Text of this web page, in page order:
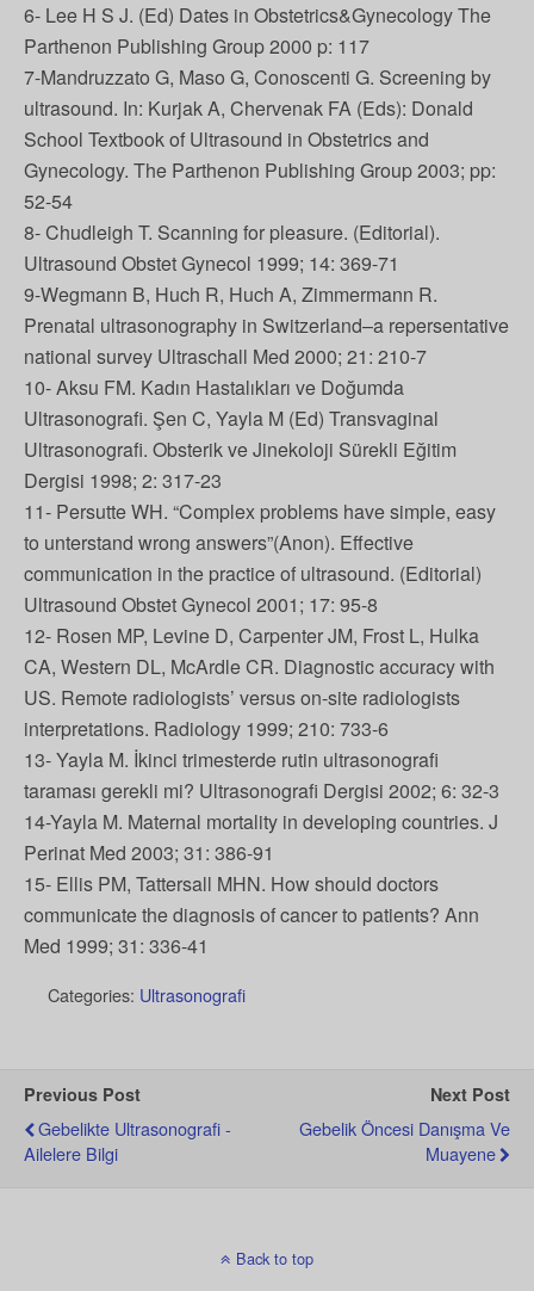
6- Lee H S J. (Ed) Dates in Obstetrics&Gynecology The
Parthenon Publishing Group 2000 p: 117
7-Mandruzzato G, Maso G, Conoscenti G. Screening by
ultrasound. In: Kurjak A, Chervenak FA (Eds): Donald
School Textbook of Ultrasound in Obstetrics and
Gynecology. The Parthenon Publishing Group 2003; pp:
52-54
8- Chudleigh T. Scanning for pleasure. (Editorial).
Ultrasound Obstet Gynecol 1999; 14: 369-71
9-Wegmann B, Huch R, Huch A, Zimmermann R.
Prenatal ultrasonography in Switzerland–a repersentative
national survey Ultraschall Med 2000; 21: 210-7
10- Aksu FM. Kadın Hastalıkları ve Doğumda
Ultrasonografi. Şen C, Yayla M (Ed) Transvaginal
Ultrasonografi. Obsterik ve Jinekoloji Sürekli Eğitim
Dergisi 1998; 2: 317-23
11- Persutte WH. “Complex problems have simple, easy
to unterstand wrong answers”(Anon). Effective
communication in the practice of ultrasound. (Editorial)
Ultrasound Obstet Gynecol 2001; 17: 95-8
12- Rosen MP, Levine D, Carpenter JM, Frost L, Hulka
CA, Western DL, McArdle CR. Diagnostic accuracy with
US. Remote radiologists’ versus on-site radiologists
interpretations. Radiology 1999; 210: 733-6
13- Yayla M. İkinci trimesterde rutin ultrasonografi
taraması gerekli mi? Ultrasonografi Dergisi 2002; 6: 32-3
14-Yayla M. Maternal mortality in developing countries. J
Perinat Med 2003; 31: 386-91
15- Ellis PM, Tattersall MHN. How should doctors
communicate the diagnosis of cancer to patients? Ann
Med 1999; 31: 336-41
Categories: Ultrasonografi
Previous Post
Gebelikte Ultrasonografi -
Ailelere Bilgi
Next Post
Gebelik Öncesi Danışma Ve
Muayene
Back to top